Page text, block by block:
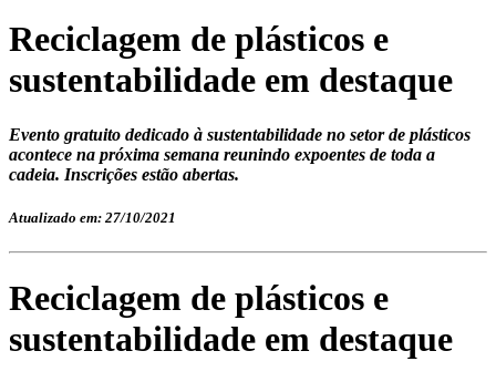
Reciclagem de plásticos e
sustentabilidade em destaque
Evento gratuito dedicado à sustentabilidade no setor de plásticos
acontece na próxima semana reunindo expoentes de toda a
cadeia. Inscrições estão abertas.
Atualizado em: 27/10/2021
Reciclagem de plásticos e
sustentabilidade em destaque